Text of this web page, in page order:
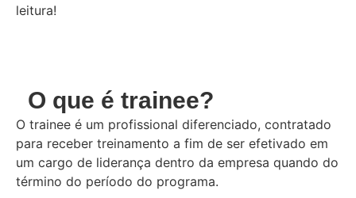
leitura!
O que é trainee?
O trainee é um profissional diferenciado, contratado
para receber treinamento a fim de ser efetivado em
um cargo de liderança dentro da empresa quando do
término do período do programa.